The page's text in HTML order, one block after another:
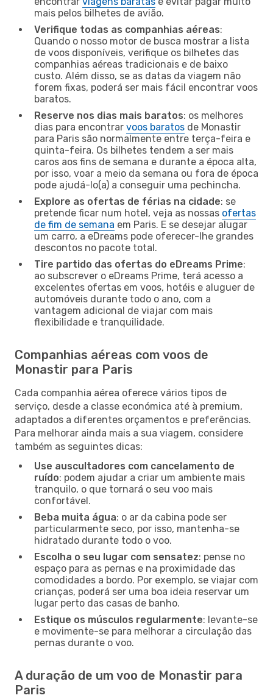
mais pelos bilhetes de avião.
Verifique todas as companhias aéreas:
Quando o nosso motor de busca mostrar a lista
de voos disponíveis, verifique os bilhetes das
companhias aéreas tradicionais e de baixo
custo. Além disso, se as datas da viagem não
forem fixas, poderá ser mais fácil encontrar voos
baratos.
Reserve nos dias mais baratos: os melhores
dias para encontrar voos baratos de Monastir
para Paris são normalmente entre terça-feira e
quinta-feira. Os bilhetes tendem a ser mais
caros aos fins de semana e durante a época alta,
por isso, voar a meio da semana ou fora de época
pode ajudá-lo(a) a conseguir uma pechincha.
Explore as ofertas de férias na cidade: se
pretende ficar num hotel, veja as nossas ofertas
de fim de semana em Paris. E se desejar alugar
um carro, a eDreams pode oferecer-lhe grandes
descontos no pacote total.
Tire partido das ofertas do eDreams Prime:
ao subscrever o eDreams Prime, terá acesso a
excelentes ofertas em voos, hotéis e aluguer de
automóveis durante todo o ano, com a
vantagem adicional de viajar com mais
flexibilidade e tranquilidade.
Companhias aéreas com voos de
Monastir para Paris
Cada companhia aérea oferece vários tipos de
serviço, desde a classe económica até à premium,
adaptados a diferentes orçamentos e preferências.
Para melhorar ainda mais a sua viagem, considere
também as seguintes dicas:
Use auscultadores com cancelamento de
ruído: podem ajudar a criar um ambiente mais
tranquilo, o que tornará o seu voo mais
confortável.
Beba muita água: o ar da cabina pode ser
particularmente seco, por isso, mantenha-se
hidratado durante todo o voo.
Escolha o seu lugar com sensatez: pense no
espaço para as pernas e na proximidade das
comodidades a bordo. Por exemplo, se viajar com
crianças, poderá ser uma boa ideia reservar um
lugar perto das casas de banho.
Estique os músculos regularmente: levante-se
e movimente-se para melhorar a circulação das
pernas durante o voo.
A duração de um voo de Monastir para
Paris